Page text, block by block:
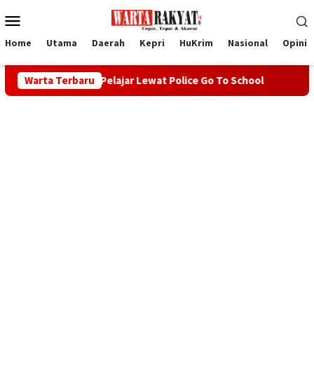
ke
Mobile
Home Utama Daerah Kepri HuKrim Nasional Opini
Warta Terbaru
Pelajar Lewat Police Go To School Wabup Rocky